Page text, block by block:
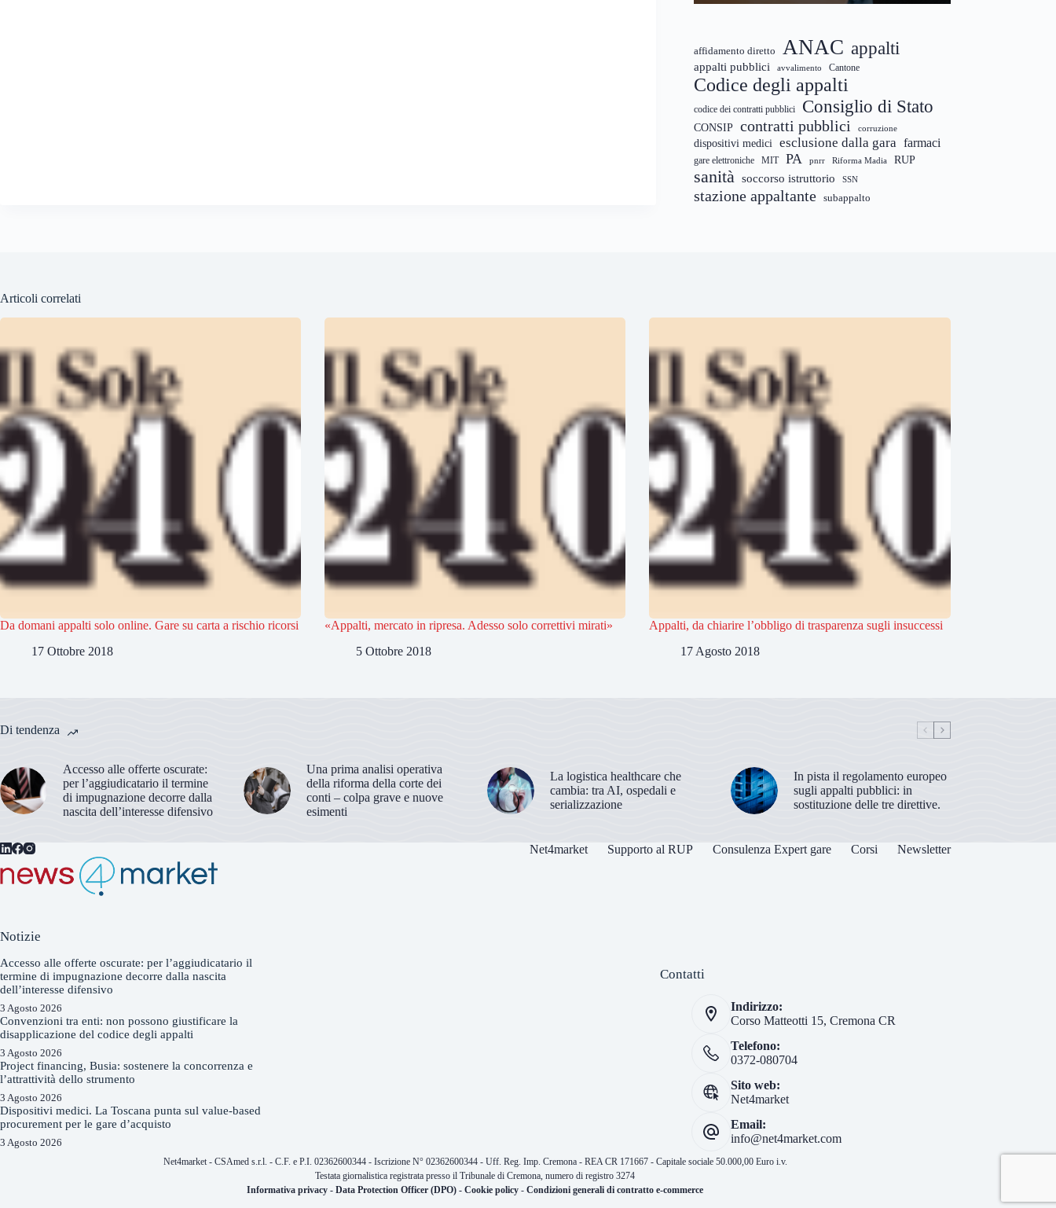
affidamento diretto ANAC appalti
appalti pubblici avvalimento Cantone
Codice degli appalti
codice dei contratti pubblici Consiglio di Stato
CONSIP contratti pubblici corruzione
dispositivi medici esclusione dalla gara farmaci
gare elettroniche MIT PA pnrr Riforma Madia RUP
sanità soccorso istruttorio SSN
stazione appaltante subappalto
Articoli correlati
Da domani appalti solo online. Gare su carta a rischio ricorsi
17 Ottobre 2018
«Appalti, mercato in ripresa. Adesso solo correttivi mirati»
5 Ottobre 2018
Appalti, da chiarire l’obbligo di trasparenza sugli insuccessi
17 Agosto 2018
Di tendenza
Accesso alle offerte oscurate:
per l’aggiudicatario il termine
di impugnazione decorre dalla
nascita dell’interesse difensivo
Una prima analisi operativa
della riforma della corte dei
conti – colpa grave e nuove
esimenti
La logistica healthcare che
cambia: tra AI, ospedali e
serializzazione
In pista il regolamento europeo
sugli appalti pubblici: in
sostituzione delle tre direttive.
Net4market Supporto al RUP Consulenza Expert gare Corsi Newsletter
Notizie
Accesso alle offerte oscurate: per l’aggiudicatario il
termine di impugnazione decorre dalla nascita
dell’interesse difensivo
3 Agosto 2026
Convenzioni tra enti: non possono giustificare la
disapplicazione del codice degli appalti
3 Agosto 2026
Project financing, Busia: sostenere la concorrenza e
l’attrattività dello strumento
3 Agosto 2026
Dispositivi medici. La Toscana punta sul value-based
procurement per le gare d’acquisto
3 Agosto 2026
Contatti
Indirizzo:
Corso Matteotti 15, Cremona CR
Telefono:
0372-080704
Sito web:
Net4market
Email:
info@net4market.com
Net4market - CSAmed s.r.l. - C.F. e P.I. 02362600344 - Iscrizione N° 02362600344 - Uff. Reg. Imp. Cremona - REA CR 171667 - Capitale sociale 50.000,00 Euro i.v.
Testata giornalistica registrata presso il Tribunale di Cremona, numero di registro 3274
Informativa privacy -Data Protection Officer (DPO) -Cookie policy -Condizioni generali di contratto e-commerce